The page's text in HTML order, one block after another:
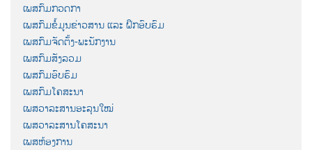
ເພສກົມກວດກາ
ເພສກົມຂໍ້ມູນຂ່າວສານ ແລະ ຝຶກອົບຮົມ
ເພສກົມຈັດຕັ້ງ-ພະນັກງານ
ເພສກົມສັງລວມ
ເພສກົມອົບຮົມ
ເພສກົມໂຄສະນາ
ເພສວາລະສານອະລຸນໃໝ່
ເພສວາລະສານໂຄສະນາ
ເພສຫ້ອງການ